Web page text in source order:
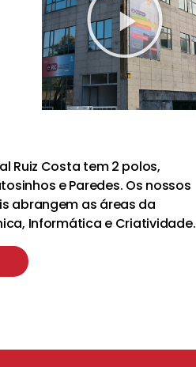
Ruiz Costa tem 2 polos,
e Paredes. Os nossos
abrangem as áreas da
Informática e Criatividade.